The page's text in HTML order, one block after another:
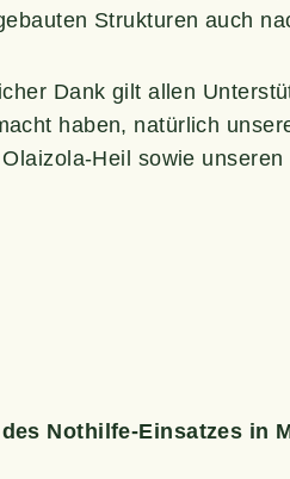
Struk­tu­ren auch
Dank gilt allen
haben, natür­lich
Heil sowie
Not­hil­fe-Ein­sat­zes in